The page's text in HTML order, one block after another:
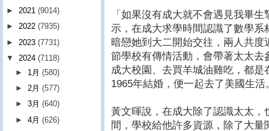
「如果沒有成大就不會遇見我畢
示，在成大求學時間認識了數學
暗戀她到大二開始交往，兩人共
節學校有傳情活動，會帶著太太
成大校園、去買羊城油雞吃，都
1965年結婚，便一起去了美國生活
黃文暉說，在成大除了認識太太
間，學校給他許多資源，除了大
► 2021 (9014)
► 2022 (7935)
► 2023 (7731)
▼ 2024 (7118)
► 1月(580)
►2月(577)
►3月(640)
►4月(626)